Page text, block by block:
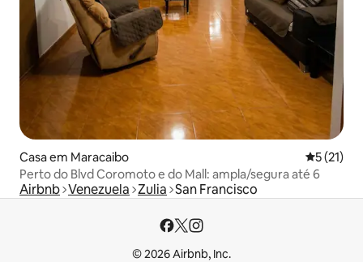
Casa em Maracaibo
5 (21)
Perto do Blvd Coromoto e do Mall: ampla/segura até 6
Airbnb Venezuela Zulia San Francisco
© 2026 Airbnb, Inc.